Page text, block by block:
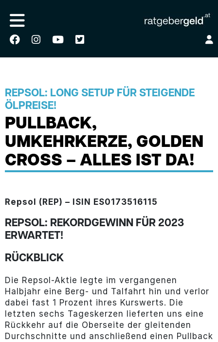
REPSOL: LONG SETUP FÜR STEIGENDE
ÖLPREISE!
PULLBACK,
UMKEHRKERZE, GOLDEN
CROSS – ALLES IST DA!
Repsol (REP) – ISIN ES0173516115
REPSOL: REKORDGEWINN FÜR 2023
ERWARTET!
RÜCKBLICK
Die Repsol-Aktie legte im vergangenen
Halbjahr eine Berg- und Talfahrt hin und verlor
dabei fast 1 Prozent ihres Kurswerts. Die
letzten sechs Tageskerzen lieferten uns eine
Rückkehr auf die Oberseite der gleitenden
Durchschnitte und anschließend einen Pullback